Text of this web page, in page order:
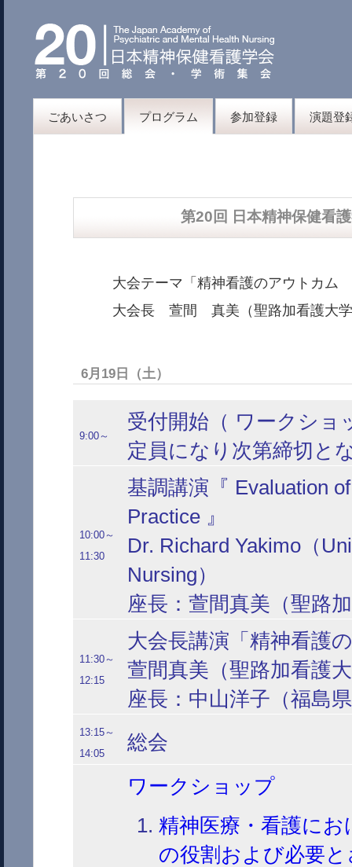
ごあいさつ プログラム 参加登録 演題登
第20回 日本精神保健看
大会テーマ「精神看護のアウトカム
大会長 萱間 真美（聖路加看護大
6月19日（土）
9:00～
受付開始（ ワークショ
定員になり次第締切と
10:00～
11:30
基調講演『 Evaluation
Practice 』
Dr. Richard Yakimo（
Nursing）
座長：萱間真美（聖路
11:30～
12:15
大会長講演「精神看護
萱間真美（聖路加看護
座長：中山洋子（福島
13:15～
14:05
総会
ワークショップ
精神医療・看護に
の役割および必要